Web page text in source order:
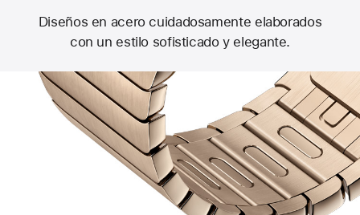
Diseños en acero cuidadosamente elaborados
con un estilo sofisticado y elegante.